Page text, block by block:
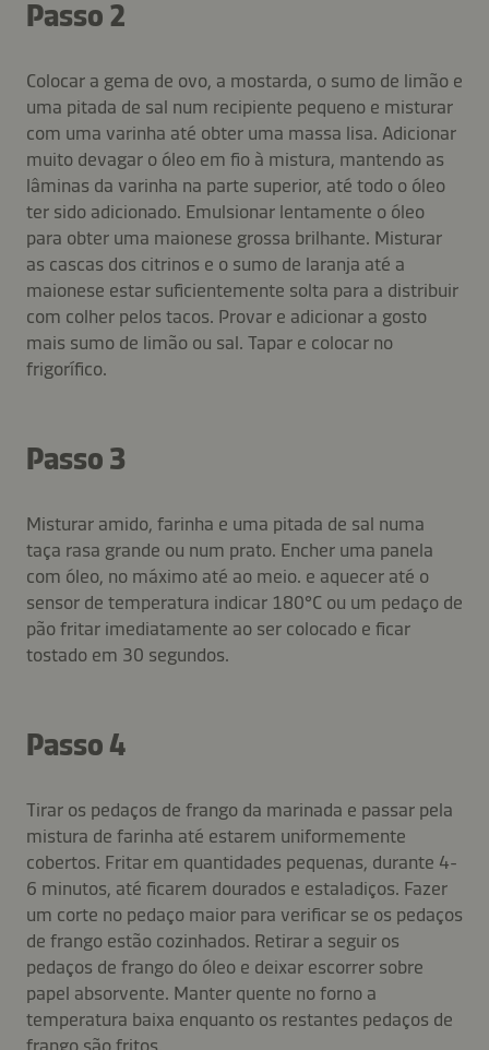
Passo 2
Colocar a gema de ovo, a mostarda, o sumo de limão e
uma pitada de sal num recipiente pequeno e misturar
com uma varinha até obter uma massa lisa. Adicionar
muito devagar o óleo em fio à mistura, mantendo as
lâminas da varinha na parte superior, até todo o óleo
ter sido adicionado. Emulsionar lentamente o óleo
para obter uma maionese grossa brilhante. Misturar
as cascas dos citrinos e o sumo de laranja até a
maionese estar suficientemente solta para a distribuir
com colher pelos tacos. Provar e adicionar a gosto
mais sumo de limão ou sal. Tapar e colocar no
frigorífico.
Passo 3
Misturar amido, farinha e uma pitada de sal numa
taça rasa grande ou num prato. Encher uma panela
com óleo, no máximo até ao meio. e aquecer até o
sensor de temperatura indicar 180°C ou um pedaço de
pão fritar imediatamente ao ser colocado e ficar
tostado em 30 segundos.
Passo 4
Tirar os pedaços de frango da marinada e passar pela
mistura de farinha até estarem uniformemente
cobertos. Fritar em quantidades pequenas, durante 4-
6 minutos, até ficarem dourados e estaladiços. Fazer
um corte no pedaço maior para verificar se os pedaços
de frango estão cozinhados. Retirar a seguir os
pedaços de frango do óleo e deixar escorrer sobre
papel absorvente. Manter quente no forno a
temperatura baixa enquanto os restantes pedaços de
frango são fritos.